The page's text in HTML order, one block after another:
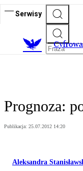
Serwisy
Cyfrowa
Prognoza:
Publikacja: 25.07.2012 14:20
Aleksandra